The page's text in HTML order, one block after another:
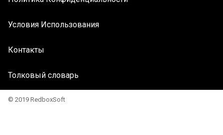
Условия Использования
Контакты
Толковый словарь
© 2019 RedboxSoft